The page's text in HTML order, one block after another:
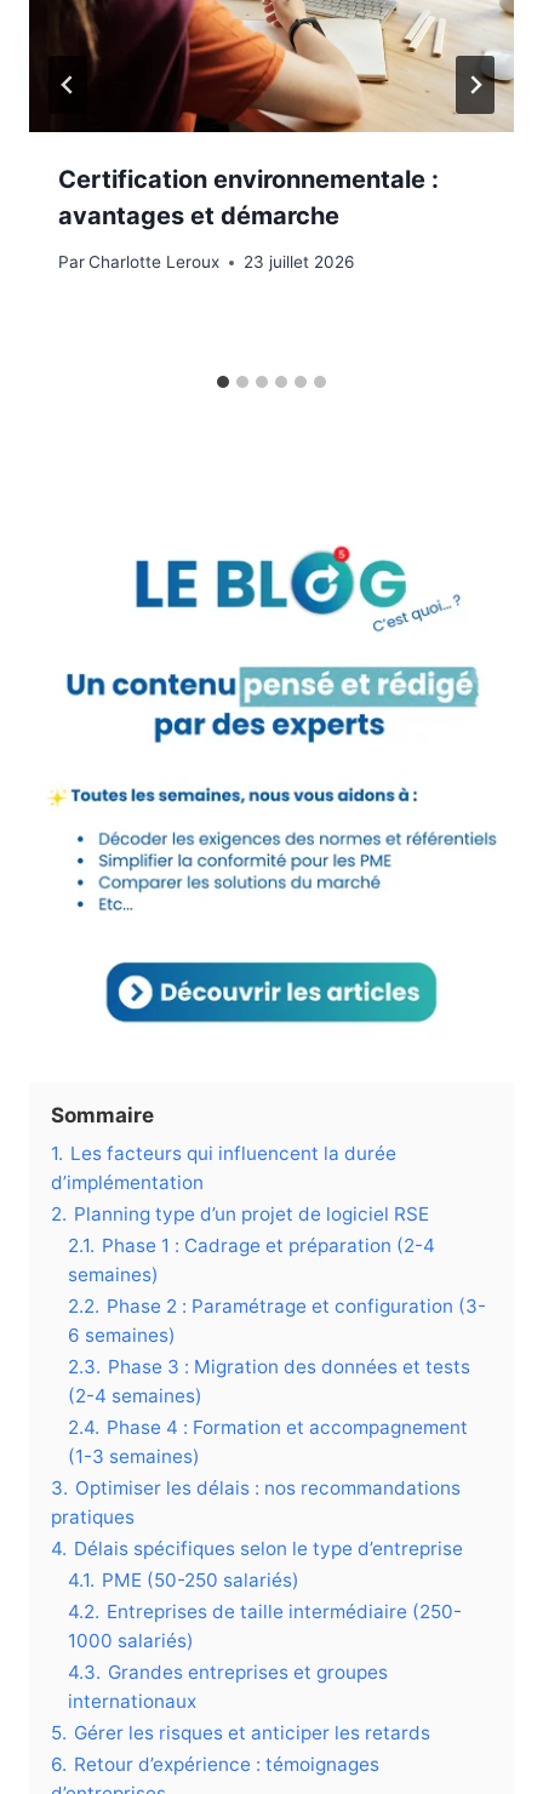
Certification environnementale :
avantages et démarche
ParCharlotte Leroux 23 juillet 2026
Sommaire
1. Les facteurs qui influencent la durée
d’implémentation
2. Planning type d’un projet de logiciel RSE
2.1. Phase 1 : Cadrage et préparation (2-4
semaines)
2.2. Phase 2 : Paramétrage et configuration (3-
6 semaines)
2.3. Phase 3 : Migration des données et tests
(2-4 semaines)
2.4. Phase 4 : Formation et accompagnement
(1-3 semaines)
3. Optimiser les délais : nos recommandations
pratiques
4. Délais spécifiques selon le type d’entreprise
4.1. PME (50-250 salariés)
4.2. Entreprises de taille intermédiaire (250-
1000 salariés)
4.3. Grandes entreprises et groupes
internationaux
5. Gérer les risques et anticiper les retards
6. Retour d’expérience : témoignages